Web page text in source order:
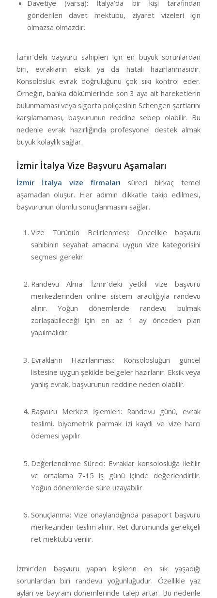
Davetiye (varsa): İtalya’da bir kişi tarafından
gönderilen davet mektubu, ziyaret vizeleri için
olmazsa olmazdır.
İzmir’deki başvuru sahipleri için en büyük sorunlardan
biri, evrakların eksik ya da hatalı hazırlanmasıdır.
Konsolosluk evrak doğruluğunu çok sıkı kontrol eder.
Örneğin, banka dökümlerinde son 3 aya ait hareketlerin
bulunmaması veya sigorta poliçesinin Schengen şartlarını
karşılamaması, başvurunun reddine sebep olabilir. Bu
nedenle evrak hazırlığında profesyonel destek almak
büyük kolaylık sağlar.
İzmir İtalya Vize Başvuru Aşamaları
İzmir İtalya vize firmaları süreci birkaç temel
aşamadan oluşur. Her adımın dikkatle takip edilmesi,
başvurunun olumlu sonuçlanmasını sağlar.
Vize Türünün Belirlenmesi: Öncelikle başvuru
sahibinin seyahat amacına uygun vize kategorisini
seçmesi gerekir.
Randevu Alma: İzmir’deki yetkili vize başvuru
merkezlerinden online sistem aracılığıyla randevu
alınır. Yoğun dönemlerde randevu bulmak
zorlaşabileceği için en az 1 ay önceden plan
yapılmalıdır.
Evrakların Hazırlanması: Konsolosluğun güncel
listesine uygun şekilde belgeler hazırlanır. Eksik veya
yanlış evrak, başvurunun reddine neden olabilir.
Başvuru Merkezi İşlemleri: Randevu günü, evrak
teslimi, biyometrik parmak izi kaydı ve vize harcı
ödemesi yapılır.
Değerlendirme Süreci: Evraklar konsolosluğa iletilir
ve ortalama 7-15 iş günü içinde değerlendirilir.
Yoğun dönemlerde süre uzayabilir.
Sonuçlanma: Vize onaylandığında pasaport başvuru
merkezinden teslim alınır. Ret durumunda gerekçeli
ret mektubu verilir.
İzmir’den başvuru yapan kişilerin en sık yaşadığı
sorunlardan biri randevu yoğunluğudur. Özellikle yaz
ayları ve bayram dönemlerinde talep artar. Bu nedenle